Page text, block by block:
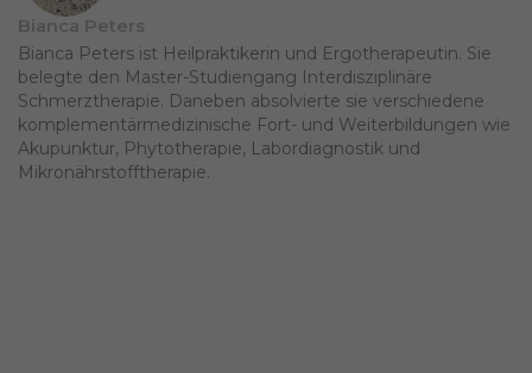
Bianca Peters
Bianca Peters ist Heilpraktikerin und Ergotherapeutin. Sie
belegte den Master-Studiengang Interdisziplinäre
Schmerztherapie. Daneben absolvierte sie verschiedene
komplementärmedizinische Fort- und Weiterbildungen wie
Akupunktur, Phytotherapie, Labordiagnostik und
Mikronährstofftherapie.